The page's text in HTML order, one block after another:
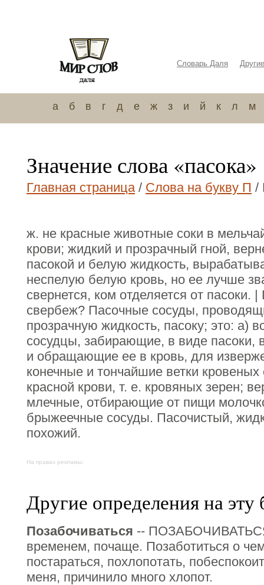
Словарь Даля
а б в г д е ж з и й к л м
Значение слова «пасока»
Главная страница/ Слова на букву П /
ж. не красные животные соки в
крови; жидкий и прозрачный гной,
пасокой и белую жидкость,
неспелую белую кровь, но ее лучше
свернется, ком отделяется от пасоки.
свербеж? Пасочные сосуды,
прозрачную жидкость, пасоку; это: а)
сосудцы, забирающие, в виде пасоки,
и обращающие ее в кровь, для
конечные и тончайшие ветки
красной крови, т. е. кровяных зерен;
млечные, отбирающие от пищи
брыжеечные сосуды. Пасочистый,
похожий.
На правах рекламы:
Другие определения на эту
Позабочиваться -- ПОЗАБОЧИВАТЬСЯ
временем, почаще. Позаботиться о
постараться, похлопотать,
меня, причинило много хлопот.